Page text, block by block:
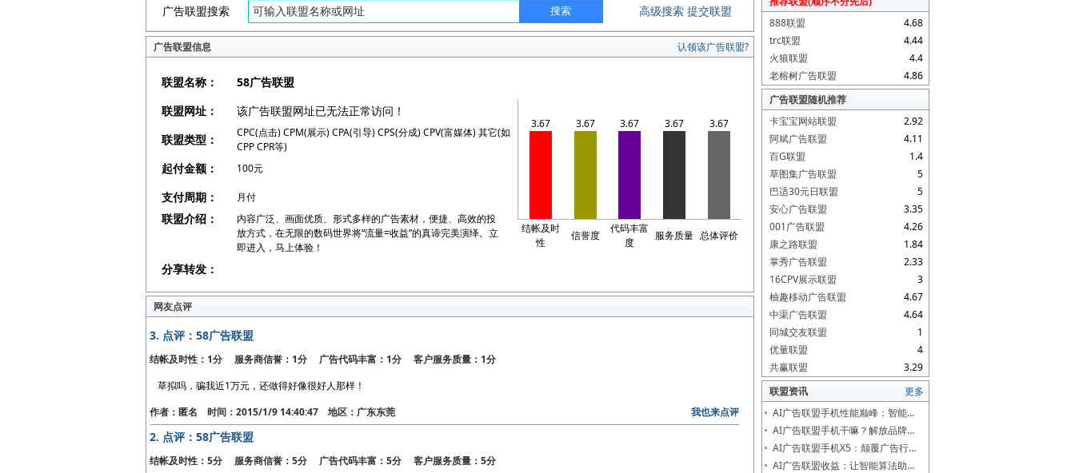
广告联盟搜索 高级搜索 提交联盟
广告联盟信息 认领该广告联盟?
联盟名称：
58广告联盟
联盟网址：
该广告联盟网址已无法正常访问！
联盟类型：
CPC(点击) CPM(展示) CPA(引导) CPS(分成) CPV(富媒体) 其它(如
CPP CPR等)
起付金额： 100元
支付周期： 月付
联盟介绍：
内容广泛、画面优质、形式多样的广告素材，便捷、高效的投
放方式，在无限的数码世界将“流量=收益”的真谛完美演绎。立
即进入，马上体验！
分享转发：
3.67 3.67 3.67 3.67 3.67
结帐及时
性
信誉度
代码丰富
度
服务质量 总体评价
网友点评
3. 点评：58广告联盟
结帐及时性：1分 服务商信誉：1分 广告代码丰富：1分 客户服务质量：1分
草拟吗，骗我近1万元，还做得好像很好人那样！
作者：匿名 时间：2015/1/9 14:40:47 地区：广东东莞
我也来点评
2. 点评：58广告联盟
结帐及时性：5分 服务商信誉：5分 广告代码丰富：5分 客户服务质量：5分
4.68
888联盟
4.44
trc联盟
4.4
火狼联盟
4.86
老榕树广告联盟
广告联盟随机推荐
2.92
卡宝宝网站联盟
4.11
阿斌广告联盟
1.4
百G联盟
5
草图集广告联盟
5
巴适30元日联盟
3.35
安心广告联盟
4.26
001广告联盟
1.84
康之路联盟
2.33
掌秀广告联盟
3
16CPV展示联盟
4.67
柚趣移动广告联盟
4.64
中渠广告联盟
1
同城交友联盟
4
优量联盟
3.29
共赢联盟
更多
联盟资讯
AI广告联盟手机性能巅峰：智能…
AI广告联盟手机干嘛？解放品牌…
AI广告联盟手机X5：颠覆广告行…
AI广告联盟收益：让智能算法助…